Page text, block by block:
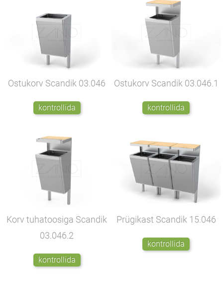
Ostukorv Scandik 03.046
kontrollida
Ostukorv Scandik 03.046.1
kontrollida
Korv tuhatoosiga Scandik
03.046.2
kontrollida
Prügikast Scandik 15.046
kontrollida